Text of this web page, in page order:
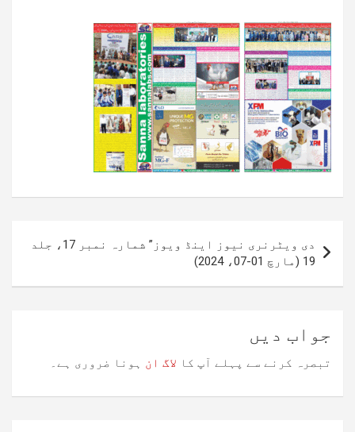
کی
نیویگیشن
دی ویٹرنری نیوز اینڈ ویوز” شمارہ نمبر 17، جلد
19 (مارچ 01-07، 2024)
جواب دیں
تبصرہ کرنے سے پہلے آپ کا لاگ ان ہونا ضروری ہے۔